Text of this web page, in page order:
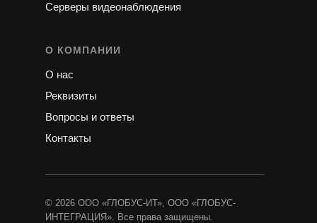
Серверы видеонаблюдения
© 2026 ООО «ГЛОБУС-ИТ», ООО «ГЛОБУС-
ИНТЕГРАЦИЯ». Все права защищены.
О КОМПАНИИ
О нас
Реквизиты
Вопросы и ответы
Контакты